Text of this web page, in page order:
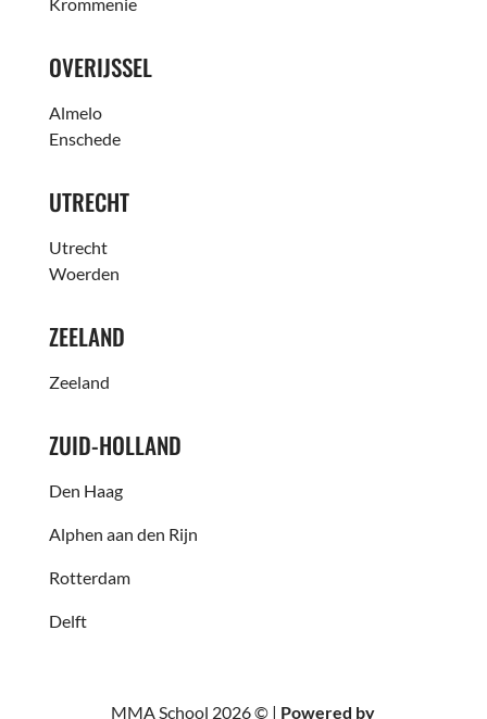
Krommenie
OVERIJSSEL
Almelo
Enschede
UTRECHT
Utrecht
Woerden
ZEELAND
Zeeland
ZUID-HOLLAND
Den Haag
Alphen aan den Rijn
Rotterdam
Delft
MMA School 2026 © | Powered by